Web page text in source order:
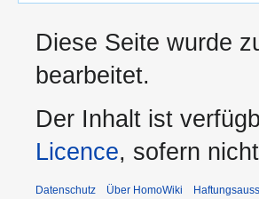
Diese Seite wurde
bearbeitet.
Der Inhalt ist
Licence, sofern
Datenschutz Über HomoWiki